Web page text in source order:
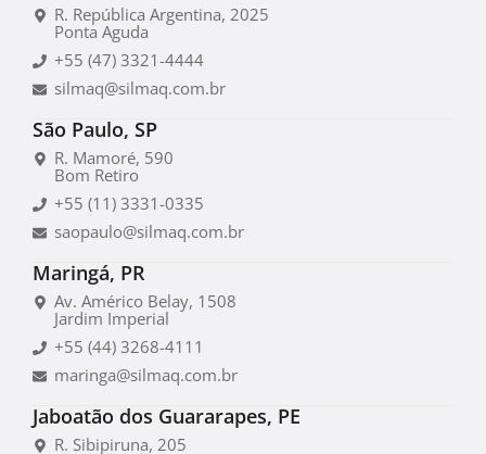
R. República Argentina, 2025
Ponta Aguda
+55 (47) 3321-4444
silmaq@silmaq.com.br
São Paulo, SP
R. Mamoré, 590
Bom Retiro
+55 (11) 3331-0335
saopaulo@silmaq.com.br
Maringá, PR
Av. Américo Belay, 1508
Jardim Imperial
+55 (44) 3268-4111
maringa@silmaq.com.br
Jaboatão dos Guararapes, PE
R. Sibipiruna, 205